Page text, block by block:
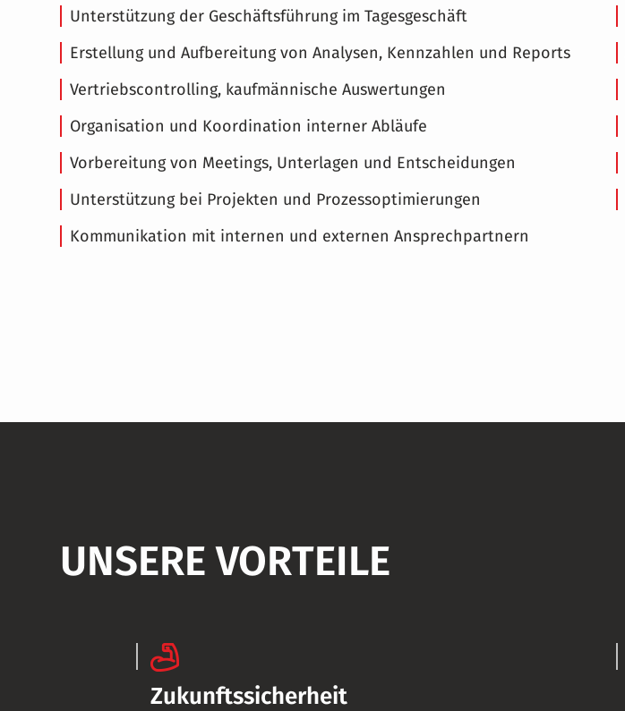
Unterstützung der Geschäftsführung im Tagesgeschäft
Erstellung und Aufbereitung von Analysen, Kennzahlen und Reports
Vertriebscontrolling, kaufmännische Auswertungen
Organisation und Koordination interner Abläufe
Vorbereitung von Meetings, Unterlagen und Entscheidungen
Unterstützung bei Projekten und Prozessoptimierungen
Kommunikation mit internen und externen Ansprechpartnern
UNSERE VORTEILE
Zukunftssicherheit